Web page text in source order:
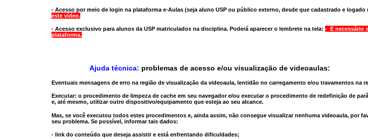
- Acesso por meio de login na plataforma e-Aulas (seja aluno USP ou público externo, desde que cadastrado e logado
este vídeo.
- Acesso exclusivo para alunos da USP matriculados na disciplina. Poderá aparecer o lembrete na tela: - É necessário
plataforma.
Ajuda técnica: problemas de acesso e/ou visualização de videoaulas:
Eventuais mensagens de erro na região de visualização da videoaula, lentidão no carregamento e/ou travamentos na
Executar: o procedimento de limpeza de cache em seu navegador e/ou executar o procedimento de redefinição de
e, até mesmo, utilizar outro dispositivo/equipamento que esteja ao seu alcance.
Mas, se você executou todos estes procedimentos e, ainda assim, não consegue visualizar nenhuma videoaula, por
seu problema. Se possível, informar tais dados:
- link do conteúdo que deseja assistir e está enfrentando dificuldades;